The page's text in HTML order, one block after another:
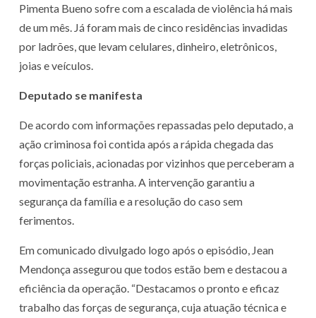
Pimenta Bueno sofre com a escalada de violência há mais
de um mês. Já foram mais de cinco residências invadidas
por ladrões, que levam celulares, dinheiro, eletrônicos,
joias e veículos.
Deputado se manifesta
De acordo com informações repassadas pelo deputado, a
ação criminosa foi contida após a rápida chegada das
forças policiais, acionadas por vizinhos que perceberam a
movimentação estranha. A intervenção garantiu a
segurança da família e a resolução do caso sem
ferimentos.
Em comunicado divulgado logo após o episódio, Jean
Mendonça assegurou que todos estão bem e destacou a
eficiência da operação. “Destacamos o pronto e eficaz
trabalho das forças de segurança, cuja atuação técnica e